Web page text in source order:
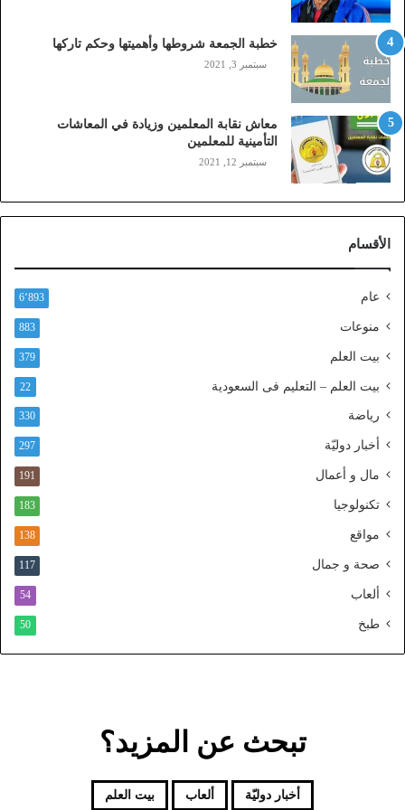
ا
ي
ل
ي
ز
ي
ن
)
ا
ل
ف
ا
ا
ل
ط
ا
م
و
د
خطبة الجمعة شروطها وأهميتها وحكم تاركها
سبتمبر 3, 2021
معاش نقابة المعلمين وزيادة في المعاشات
التأمينية للمعلمين
سبتمبر 12, 2021
الأقسام
عام 6٬893
منوعات 883
بيت العلم 379
بيت العلم – التعليم فى السعودية 22
رياضة 330
أخبار دوليّة 297
مال و أعمال 191
تكنولوجيا 183
مواقع 138
صحة و جمال 117
ألعاب 54
طبخ 50
تبحث عن المزيد؟
أخبار دوليّة ألعاب بيت العلم